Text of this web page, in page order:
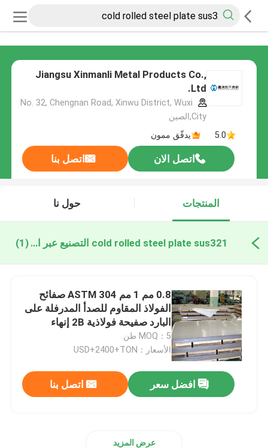
Jiangsu Xinmanli Metal Products Co.,
Ltd.
No. 32, Chengnan Road, Xinwu District, Wuxi
City,الصين
5.0
يدقّق ممون
اتصل الان اتصل بنا
المنتجات حول نا
cold rolled steel plate sus321 التصنيع عبر الإنترنت (1)
0.8 مم 1 مم ASTM 304 صفائح
الفولاذ المقاوم للصدأ المدرفلة على
البارد صفيحة فولاذية 2B إنهاء
Sus321
MOQ：5 طن
الأسعار：USD+2400+TON
افضل سعر اتصل بنا
عرض المزيد